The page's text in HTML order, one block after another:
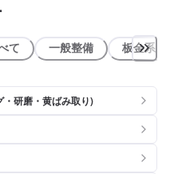
て 一般整備 板金系
研磨・黄ばみ取り)